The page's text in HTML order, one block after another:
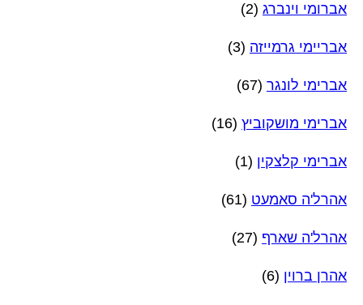
אברומי וינברג (2)
אבריימי גרמייזה (3)
אברימי לונגר (67)
אברימי מושקוביץ (16)
אברימי קלצקין (1)
אהרל'ה סאמעט (61)
אהרל'ה שארף (27)
אהרן ברוין (6)